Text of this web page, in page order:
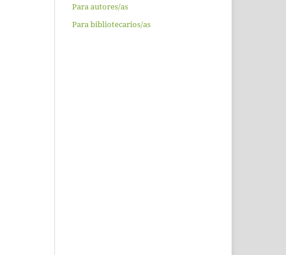
Para autores/as
Para bibliotecarios/as